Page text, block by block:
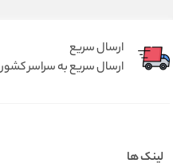
ارسال سریع
ارسال سریع به سراسر کشور
لینک ها